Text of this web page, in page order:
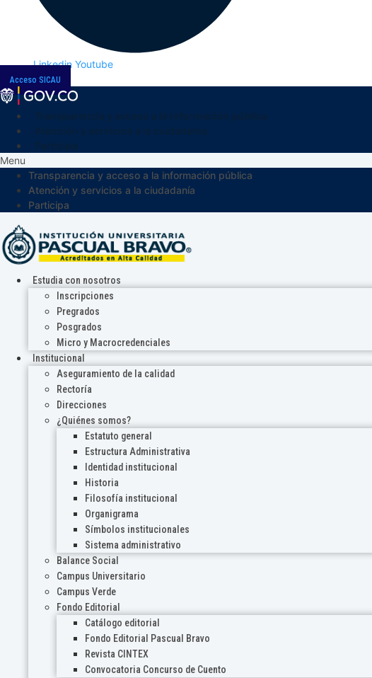
Linkedin Youtube
Acceso SICAU
Menu
Transparencia y acceso a la información pública
Atención y servicios a la ciudadanía
Participa
Estudia con nosotros
Inscripciones
Pregrados
Posgrados
Micro y Macrocredenciales
Institucional
Aseguramiento de la calidad
Rectoría
Direcciones
¿Quiénes somos?
Estatuto general
Estructura Administrativa
Identidad institucional
Historia
Filosofía institucional
Organigrama
Símbolos institucionales
Sistema administrativo
Balance Social
Campus Universitario
Campus Verde
Fondo Editorial
Catálogo editorial
Fondo Editorial Pascual Bravo
Revista CINTEX
Convocatoria Concurso de Cuento